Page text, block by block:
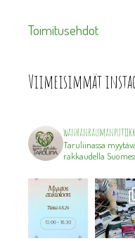
Toimitusehdot
Viimeisimmät
Taruliinassa
rakkaudella